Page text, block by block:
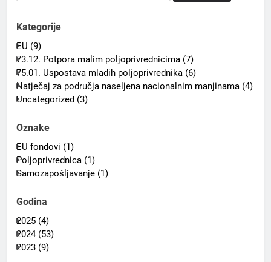
Kategorije
EU (9)
73.12. Potpora malim poljoprivrednicima (7)
75.01. Uspostava mladih poljoprivrednika (6)
Natječaj za područja naseljena nacionalnim manjinama (4)
Uncategorized (3)
Oznake
EU fondovi (1)
Poljoprivrednica (1)
Samozapošljavanje (1)
Godina
2025 (4)
2024 (53)
2023 (9)